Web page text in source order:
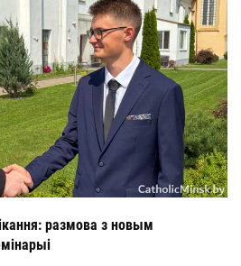
размова з новым